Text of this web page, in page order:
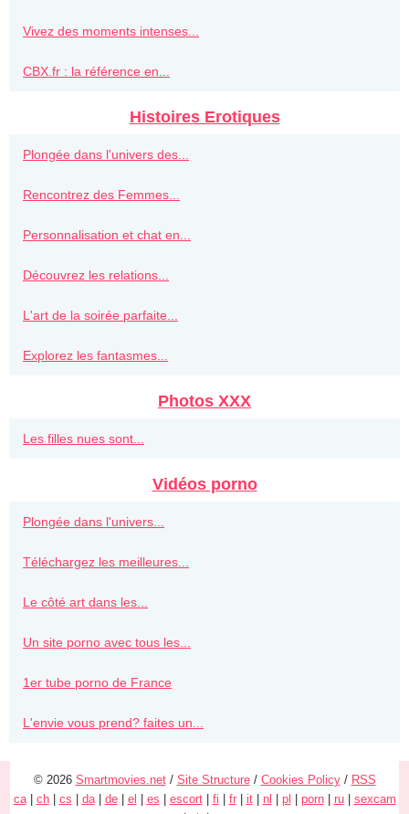
Vivez des moments intenses...
CBX.fr : la référence en...
Histoires Erotiques
Plongée dans l'univers des...
Rencontrez des Femmes...
Personnalisation et chat en...
Découvrez les relations...
L'art de la soirée parfaite...
Explorez les fantasmes...
Photos XXX
Les filles nues sont...
Vidéos porno
Plongée dans l'univers...
Téléchargez les meilleures...
Le côté art dans les...
Un site porno avec tous les...
1er tube porno de France
L'envie vous prend? faites un...
© 2026 Smartmovies.net/ Site Structure/ Cookies Policy/ RSS
ca| ch| cs da| de| el es escort| fi fr| it| nl pl porn| ru| sexcam